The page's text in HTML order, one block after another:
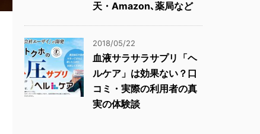
天・Amazon､薬局など
2018/05/22
血液サラサラサプリ「ヘ
ルケア」は効果ない？口
コミ・実際の利用者の真
実の体験談